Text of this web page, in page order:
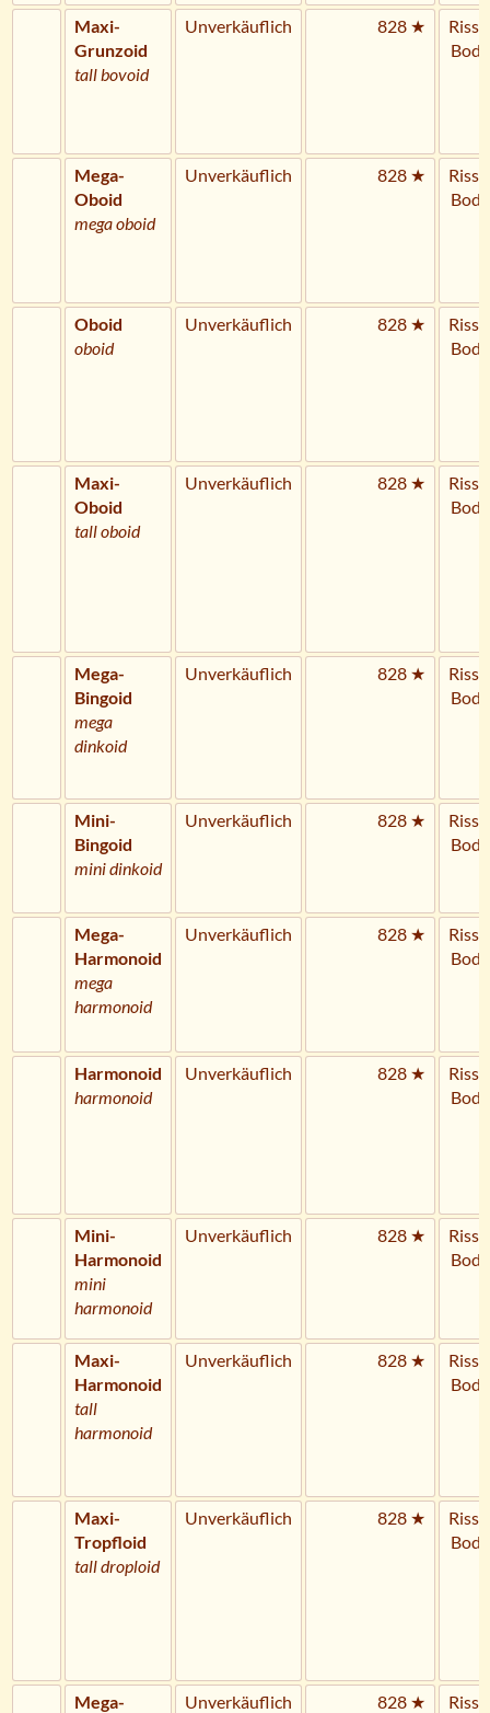
Maxi-
Grunzoid
tall bovoid
Unverkäuflich 828 ★
Riss
Mega-
Oboid
mega oboid
Unverkäuflich 828 ★
Riss
Oboid
oboid
Unverkäuflich 828 ★
Riss
Maxi-
Oboid
tall oboid
Unverkäuflich 828 ★
Riss
Mega-
Bingoid
mega
dinkoid
Unverkäuflich 828 ★
Riss
Mini-
Bingoid
mini dinkoid
Unverkäuflich 828 ★
Riss
Mega-
Harmonoid
mega
harmonoid
Unverkäuflich 828 ★
Riss
Harmonoid
harmonoid
Unverkäuflich 828 ★
Riss
Mini-
Harmonoid
mini
harmonoid
Unverkäuflich 828 ★
Riss
Maxi-
Harmonoid
tall
harmonoid
Unverkäuflich 828 ★
Riss
Maxi-
Tropfloid
tall droploid
Unverkäuflich 828 ★
Riss
Mega-
Unverkäuflich 828 ★
Riss